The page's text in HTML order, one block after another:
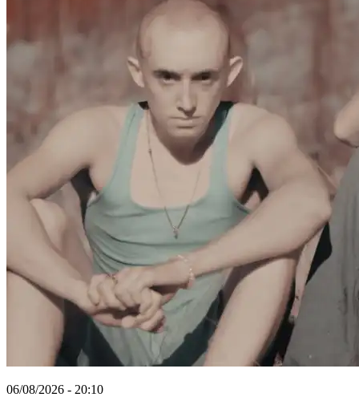
06/08/2026 - 20:10